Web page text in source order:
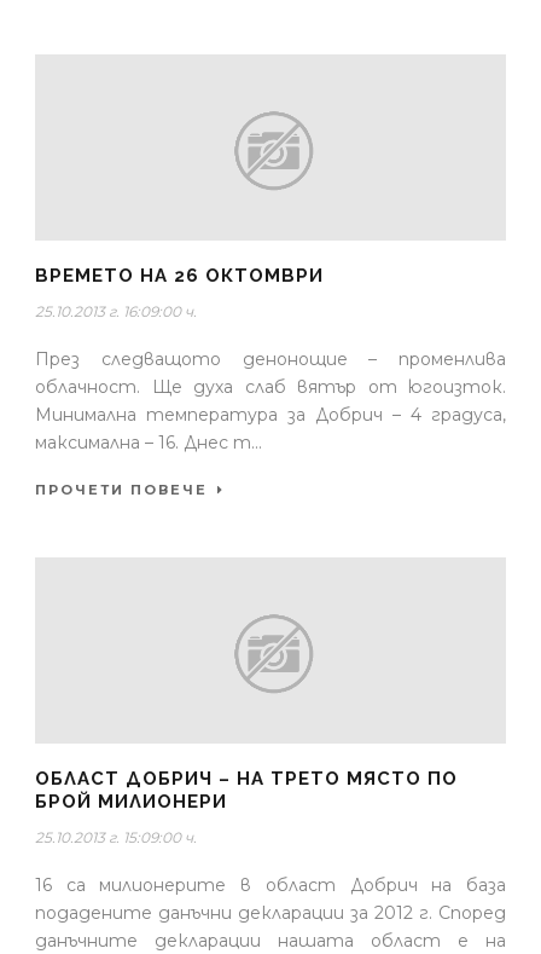
ВРЕМЕТО НА 26 ОКТОМВРИ
25.10.2013 г. 16:09:00 ч.
През следващото денонощие – променлива
облачност. Ще духа слаб вятър от югоизток.
Минимална температура за Добрич – 4 градуса,
максимална – 16. Днес т...
ПРОЧЕТИ ПОВЕЧЕ
ОБЛАСТ ДОБРИЧ – НА ТРЕТО МЯСТО ПО
БРОЙ МИЛИОНЕРИ
25.10.2013 г. 15:09:00 ч.
16 са милионерите в област Добрич на база
подадените данъчни декларации за 2012 г. Според
данъчните декларации нашата област е на